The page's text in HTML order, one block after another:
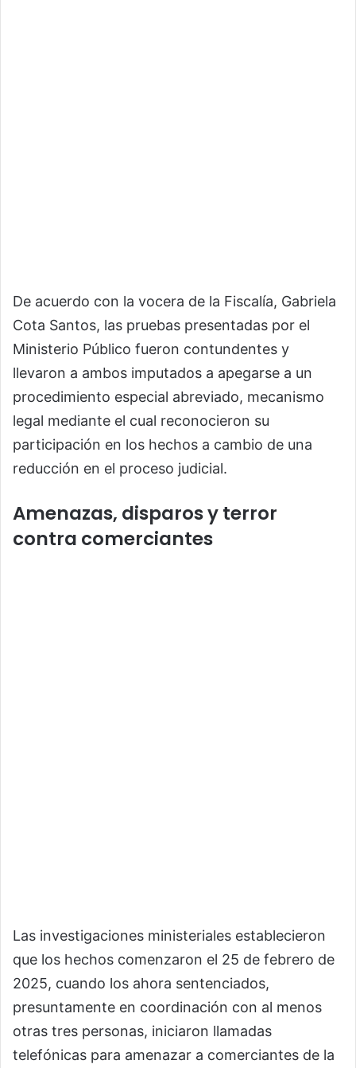
De acuerdo con la vocera de la Fiscalía, Gabriela
Cota Santos, las pruebas presentadas por el
Ministerio Público fueron contundentes y
llevaron a ambos imputados a apegarse a un
procedimiento especial abreviado, mecanismo
legal mediante el cual reconocieron su
participación en los hechos a cambio de una
reducción en el proceso judicial.
Amenazas, disparos y terror
contra comerciantes
Las investigaciones ministeriales establecieron
que los hechos comenzaron el 25 de febrero de
2025, cuando los ahora sentenciados,
presuntamente en coordinación con al menos
otras tres personas, iniciaron llamadas
telefónicas para amenazar a comerciantes de la